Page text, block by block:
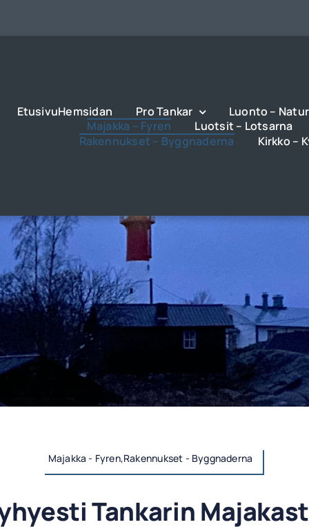
EtusivuHemsidan Pro Tankar
Luonto –
Majakka – Fyren
Luotsit – Lotsarna
Rakennukset – Byggnaderna
Kirkko –
Majakka - Fyren,Rakennukset - Byggnaderna
Tankarin